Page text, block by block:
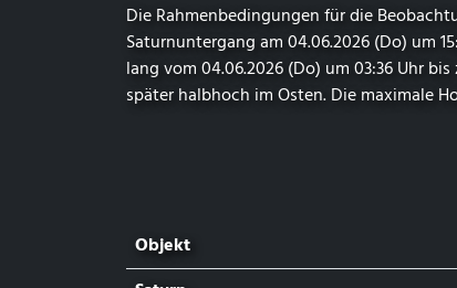
Die Rahmenbedingungen für die
Saturnuntergang am 04.06.2026 (Do) um
lang vom 04.06.2026 (Do) um 03:36 Uhr
später halbhoch im Osten. Die maximale
Objekt